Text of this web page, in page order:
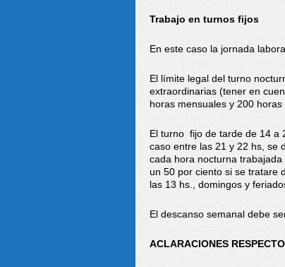
Trabajo en turnos fijos
En este caso la jornada
El límite legal del turno
extraordinarias (tener en
horas mensuales y 200 horas
El turno fijo de tarde de 14 a
caso entre las 21 y 22 hs, se
cada hora nocturna
un 50 por ciento si se tratare
las 13 hs., domingos y
El descanso semanal debe
ACLARACIONES